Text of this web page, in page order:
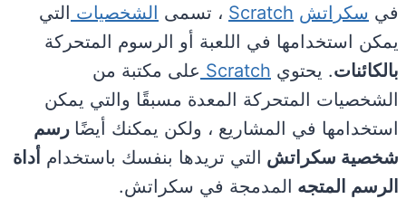
في سكراتش Scratch ، تسمى الشخصيات التي
يمكن استخدامها في اللعبة أو الرسوم المتحركة
بالكائنات. يحتوي Scratch على مكتبة من
الشخصيات المتحركة المعدة مسبقًا والتي يمكن
استخدامها في المشاريع ، ولكن يمكنك أيضًا رسم
شخصية سكراتش التي تريدها بنفسك باستخدام أداة
الرسم المتجه المدمجة في سكراتش.